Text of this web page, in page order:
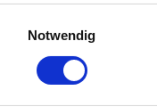
Notwendig
cm Stärke
matratzen.
3D Mesh Light Weight